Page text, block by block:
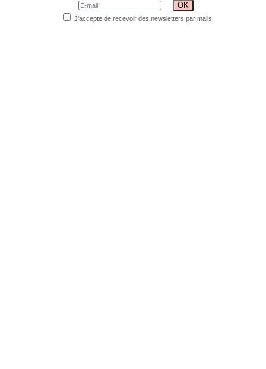
J'accepte de recevoir des newsletters par mails